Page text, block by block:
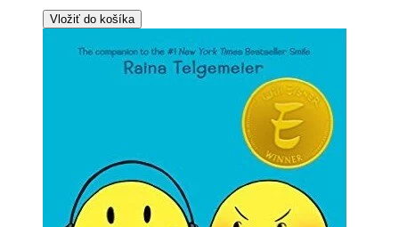
Vložiť do košíka